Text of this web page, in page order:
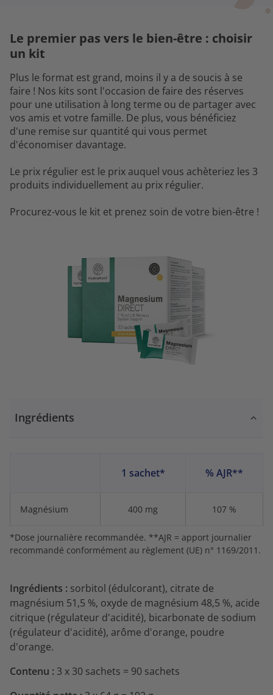
Le premier pas vers le bien-être : choisir
un kit
Plus le format est grand, moins il y a de soucis à se
faire ! Nos kits sont l'occasion de faire des réserves
pour une utilisation à long terme ou de partager avec
vos amis et votre famille. De plus, vous bénéficiez
d'une remise sur quantité qui vous permet
d'économiser davantage.
Le prix régulier est le prix auquel vous achèteriez les 3
produits individuellement au prix régulier.
Procurez-vous le kit et prenez soin de votre bien-être !
Ingrédients
1 sachet* % AJR**
Magnésium 400 mg 107 %
*Dose journalière recommandée. **AJR = apport journalier
recommandé conformément au règlement (UE) n° 1169/2011.
Ingrédients : sorbitol (édulcorant), citrate de
magnésium 51,5 %, oxyde de magnésium 48,5 %, acide
citrique (régulateur d'acidité), bicarbonate de sodium
(régulateur d'acidité), arôme d'orange, poudre
d'orange.
Contenu : 3 x 30 sachets = 90 sachets